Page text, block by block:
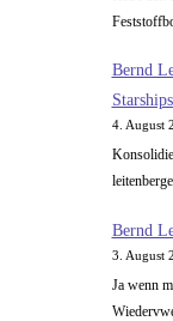
Raumfahrt
Bernd
4. August
Bernd
3. August
Ja wenn